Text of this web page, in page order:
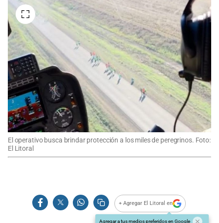
El operativo busca brindar protección a los miles de peregrinos. Foto:
El Litoral
+ Agregar El Litoral en
Agregar a tus medios preferidos en Google